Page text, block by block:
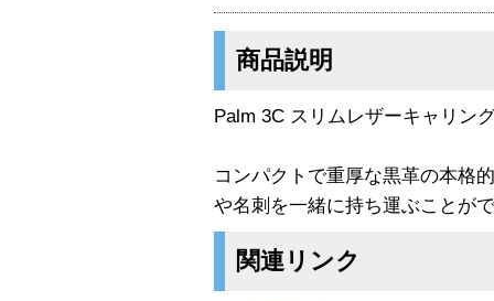
商品説明
Palm 3C スリムレザーキャリン
コンパクトで重厚な黒革の本格
や名刺を一緒に持ち運ぶことが
関連リンク